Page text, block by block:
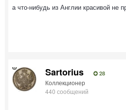
а что-нибудь из Англии красивой не
Sartorius 28
Коллекционер
440 сообщений